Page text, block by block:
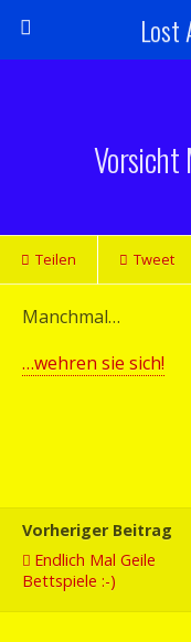
Lost
Vorsicht
Teilen Tweet
Manchmal…
…wehren sie sich!
Vorheriger Beitrag
Endlich Mal Geile
Bettspiele :-)